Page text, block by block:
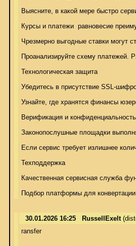
Выясните, в какой мере быстро
Курсы и платежи  равновесие
Чрезмерно выгодные ставки могут
Проанализируйте схему платежей.
Технологическая защита
Убедитесь в присутствие SSL-
Узнайте, где хранятся финансы
Верификация и
Законопослушные площадки
Если сервис требует излишнее
Техподдержка
Качественная сервисная служба
Подбор платформы для
30.01.2026 16:25 RussellExelt
ransfer